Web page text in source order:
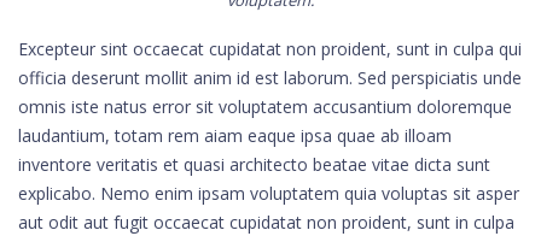
Excepteur sint occaecat cupidatat non proident, sunt in culpa qui
officia deserunt mollit anim id est laborum. Sed perspiciatis unde
omnis iste natus error sit voluptatem accusantium doloremque
laudantium, totam rem aiam eaque ipsa quae ab illoam
inventore veritatis et quasi architecto beatae vitae dicta sunt
explicabo. Nemo enim ipsam voluptatem quia voluptas sit asper
aut odit aut fugit occaecat cupidatat non proident, sunt in culpa